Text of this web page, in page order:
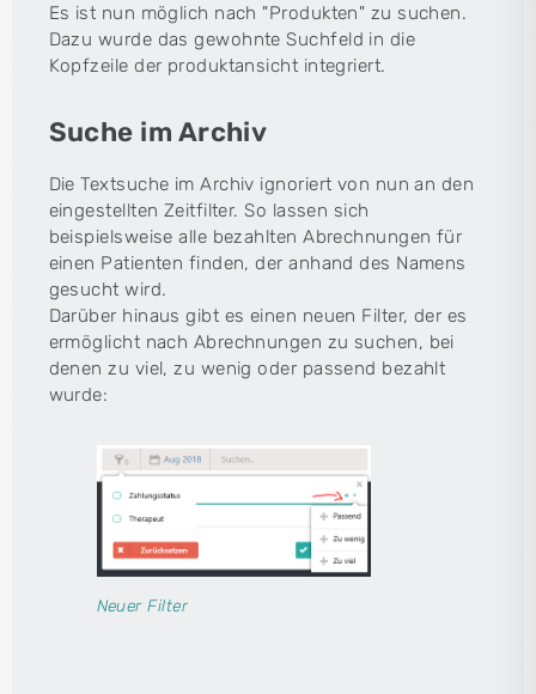
Es ist nun möglich nach "Produkten" zu suchen.
Dazu wurde das gewohnte Suchfeld in die
Kopfzeile der produktansicht integriert.
Suche im Archiv
Die Textsuche im Archiv ignoriert von nun an den
eingestellten Zeitfilter. So lassen sich
beispielsweise alle bezahlten Abrechnungen für
einen Patienten finden, der anhand des Namens
gesucht wird.
Darüber hinaus gibt es einen neuen Filter, der es
ermöglicht nach Abrechnungen zu suchen, bei
denen zu viel, zu wenig oder passend bezahlt
wurde:
Neuer Filter